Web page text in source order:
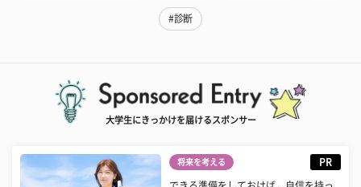
#診断
大学生にきっかけを届けるスポンサー
将来を考える PR